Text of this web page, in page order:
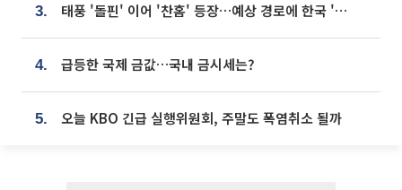
3. 태풍 '돌핀' 이어 '찬홈' 등장…예상 경로에 한국 '한숨'
4. 급등한 국제 금값…국내 금시세는?
5. 오늘 KBO 긴급 실행위원회, 주말도 폭염취소 될까